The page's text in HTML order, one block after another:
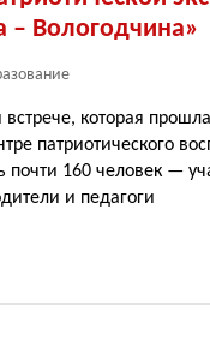
Вологодчина»
которая
патриотического
почти 160 человек —
и педагоги